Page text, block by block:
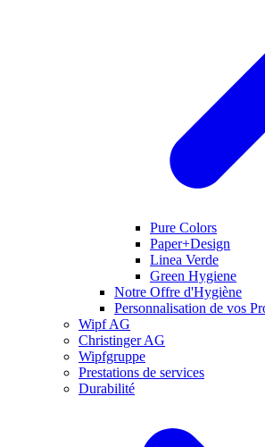
Pure Colors
Paper+Design
Linea Verde
Green Hygiene
Notre Offre d'Hygiène
Personnalisation de vos
Wipf AG
Christinger AG
Wipfgruppe
Prestations de services
Durabilité